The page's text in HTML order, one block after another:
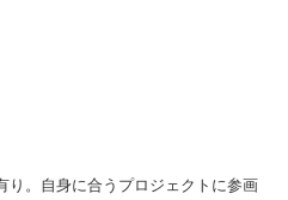
。自身に合うプロジェクトに参画